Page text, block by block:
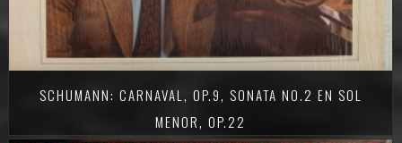
SCHUMANN: CARNAVAL, OP.9, SONATA NO.2 EN SOL
MENOR, OP.22